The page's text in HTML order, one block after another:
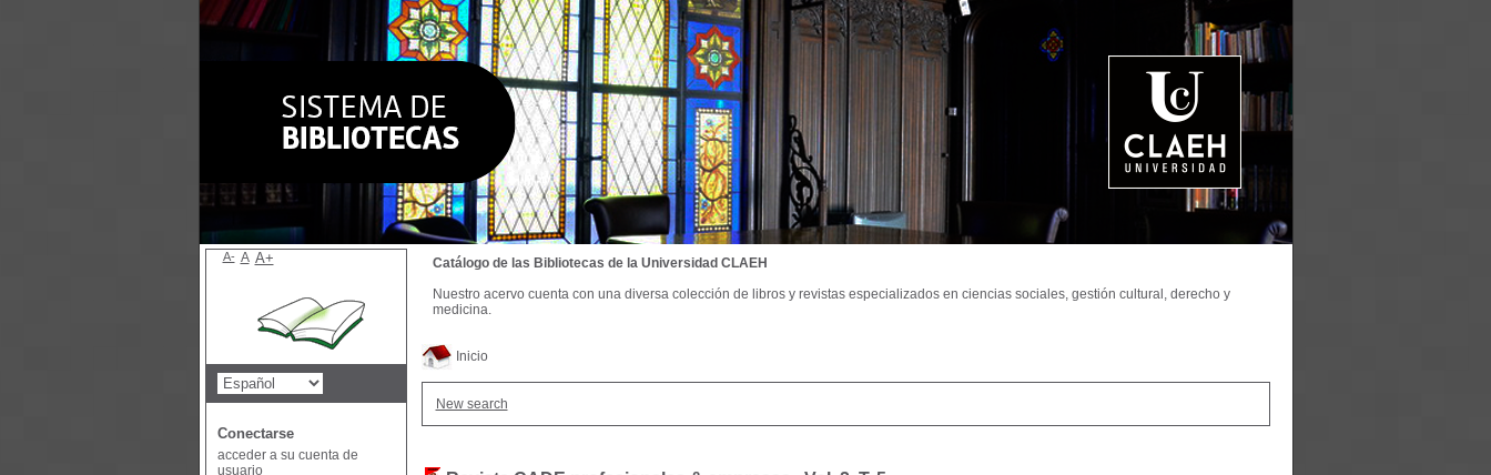
Inicio
New search
Catálogo de las Bibliotecas de la Universidad CLAEH
Nuestro acervo cuenta con una diversa colección de libros y revistas especializados en ciencias sociales, gestión cultural, derecho y
medicina.
A- A A+
Conectarse
acceder a su cuenta de
usuario